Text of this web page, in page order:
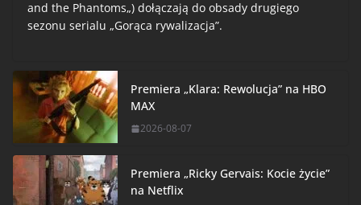
and the Phantoms„) dołączają do obsady drugiego
sezonu serialu „Gorąca rywalizacja”.
Premiera „Klara: Rewolucja” na HBO
MAX
2026-08-07
Premiera „Ricky Gervais: Kocie życie”
na Netflix